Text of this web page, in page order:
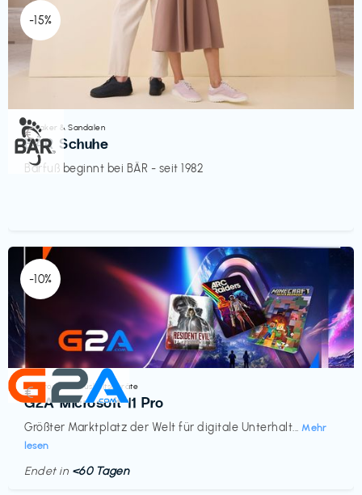
-15%
Sneaker & Sandalen
BÄR Schuhe
Barfuß beginnt bei BÄR - seit 1982
€‎
-10%
Elektronik & Haushaltsgeräte
G2A Microsoft 11 Pro
Größter Marktplatz der Welt für digitale Unterhalt... Mehr
lesen
€‎
Endet in <60 Tagen